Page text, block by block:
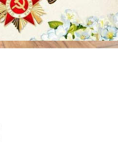
29.04.2025